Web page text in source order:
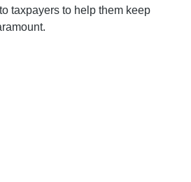
taxpayers to help them keep